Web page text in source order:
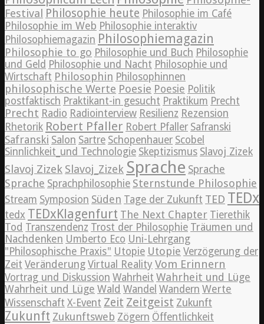
Festival Philosophie heute Philosophie im Café
Philosophie im Web Philosophie interaktiv
Philosophiemagazin Philosophiemagazin
Philosophie to go Philosophie und Buch Philosophie
und Geld Philosophie und Nacht Philosophie und
Wirtschaft Philosophin Philosophinnen
philosophische Werte Poesie Poesie Politik
postfaktisch Praktikant-in gesucht Praktikum Precht
Precht Radio Radiointerview Resilienz Rezension
Rhetorik Robert Pfaller Robert Pfaller Safranski
Safranski Salon Sartre Schopenhauer Scobel
Sinnlichkeit_und Technologie Skeptizismus Slavoj Zizek
Slavoj Zizek Slavoj_Zizek Sprache Sprache
Sprache Sprachphilosophie Sternstunde Philosophie
Stream Symposion Süden Tage der Zukunft TED TEDx
tedx TEDxKlagenfurt The Next Chapter Tierethik
Tod Transzendenz Trost der Philosophie Träumen und
Nachdenken Umberto Eco Uni-Lehrgang
"Philosophische Praxis" Utopie Utopie Verzögerung der
Zeit Veränderung Virtual Reality Vom Erinnern
Vortrag und Diskussion Wahrheit Wahrheit und Lüge
Wahrheit und Lüge Wald Wandel Wandern Werte
Wissenschaft X-Event Zeit Zeitgeist Zukunft
Zukunft Zukunftsweb Zögern Öffentlichkeit